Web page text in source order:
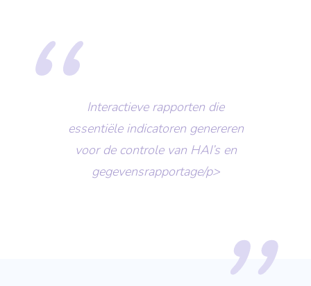
Interactieve rapporten die
essentiële indicatoren genereren
voor de controle van HAI’s en
gegevensrapportage/p>